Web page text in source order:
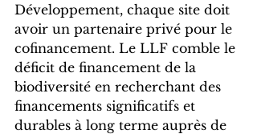
Développement, chaque site doit
avoir un partenaire privé pour le
cofinancement. Le LLF comble le
déficit de financement de la
biodiversité en recherchant des
financements significatifs et
durables à long terme auprès de